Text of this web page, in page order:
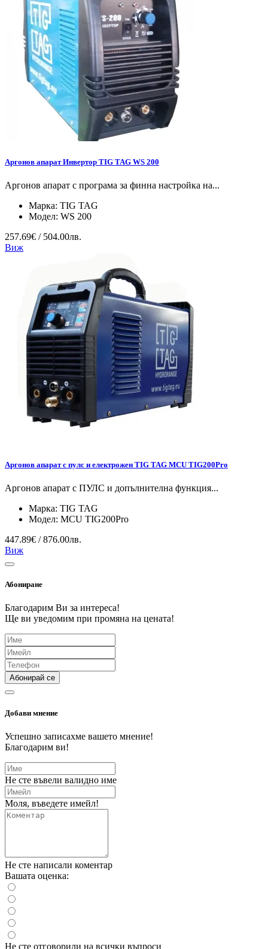
Аргонов апарат Инвертор TIG TAG WS 200
Аргонов апарат с програма за финна настройка на...
Марка: TIG TAG
Модел: WS 200
257.69€ / 504.00лв.
Виж
Аргонов апарат с пулс и електрожен TIG TAG MCU TIG200Pro
Аргонов апарат с ПУЛС и допълнителна функция...
Марка: TIG TAG
Модел: MCU TIG200Pro
447.89€ / 876.00лв.
Виж
Абониране
Благодарим Ви за интереса!
Ще ви уведомим при промяна на цената!
Абонирай се
Добави мнение
Успешно записахме вашето мнение!
Благодарим ви!
Не сте въвели валидно име
Моля, въведете имейл!
Не сте написали коментар
Вашата оценка:
Не сте отговорили на всички въпроси